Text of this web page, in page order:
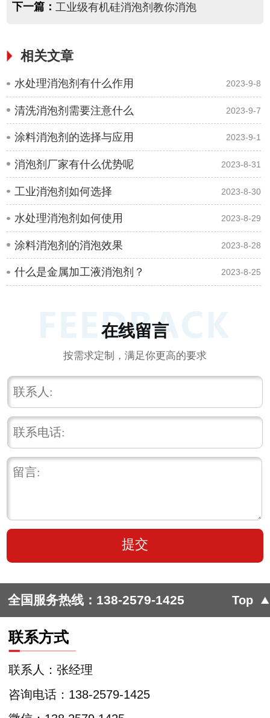
下一篇： 工业级有机硅消泡剂教你消泡
相关文章
水处理消泡剂有什么作用 2023-9-8
清洗消泡剂需要注意什么 2023-9-7
涂料消泡剂的选择与应用 2023-9-1
消泡剂厂家有什么优势呢 2023-8-31
工业消泡剂如何选择 2023-8-30
水处理消泡剂如何使用 2023-8-29
涂料消泡剂的消泡效果 2023-8-28
什么是金属加工液消泡剂？ 2023-8-25
在线留言
按需求定制，满足你更高的要求
全国服务热线： 138-2579-1425 Top
联系方式
咨询电话：138-2579-1425
联系人：张经理